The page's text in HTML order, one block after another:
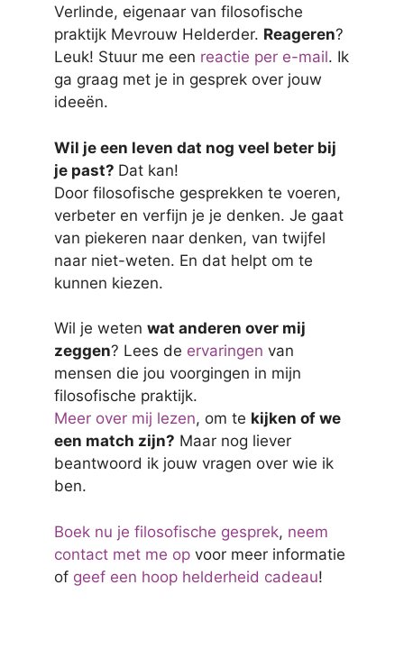
Verlinde, eigenaar van filosofische
praktijk Mevrouw Helderder. Reageren?
Leuk! Stuur me een reactie per e-mail. Ik
ga graag met je in gesprek over jouw
ideeën.
Wil je een leven dat nog veel beter bij
je past? Dat kan!
Door filosofische gesprekken te voeren,
verbeter en verfijn je je denken. Je gaat
van piekeren naar denken, van twijfel
naar niet-weten. En dat helpt om te
kunnen kiezen.
Wil je weten wat anderen over mij
zeggen? Lees de ervaringen van
mensen die jou voorgingen in mijn
filosofische praktijk.
Meer over mij lezen, om te kijken of we
een match zijn? Maar nog liever
beantwoord ik jouw vragen over wie ik
ben.
Boek nu je filosofische gesprek, neem
contact met me op voor meer informatie
of geef een hoop helderheid cadeau!